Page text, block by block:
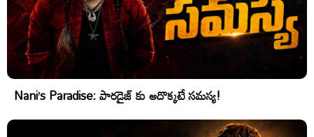
Nani’s Paradise: పారడైజ్ కు అదొక్కటే సమస్య!